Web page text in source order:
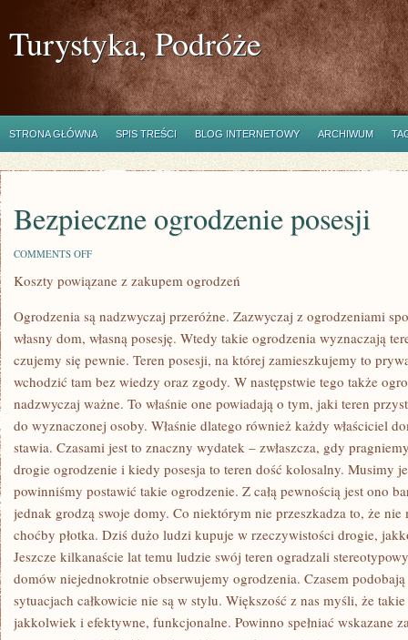
Turystyka, Podróże
STRONA GŁÓWNA SPIS TREŚCI BLOG INTERNETOWY ARCHIWUM
Bezpieczne ogrodzenie posesji
COMMENTS OFFON
OGRODZENIE
Koszty powiązane z zakupem ogrodzeń
Ogrodzenia są nadzwyczaj przeróżne. Zazwyczaj z ogrodzeniami
własny dom, własną posesję. Wtedy takie ogrodzenia wyznaczają
czujemy się pewnie. Teren posesji, na której zamieszkujemy to
wchodzić tam bez wiedzy oraz zgody. W następstwie tego także
nadzwyczaj ważne. To właśnie one powiadają o tym, jaki teren
do wyznaczonej osoby. Właśnie dlatego również każdy właściciel
stawia. Czasami jest to znaczny wydatek – zwłaszcza, gdy
drogie ogrodzenie i kiedy posesja to teren dość kolosalny. Musimy
powinniśmy postawić takie ogrodzenie. Z całą pewnością jest ono
jednak grodzą swoje domy. Co niektórym nie przeszkadza to, że
choćby płotka. Dziś dużo ludzi kupuje w rzeczywistości drogie,
Jeszcze kilkanaście lat temu ludzie swój teren ogradzali
domów niejednokrotnie obserwujemy ogrodzenia. Czasem
sytuacjach całkowicie nie są w stylu. Większość z nas myśli, że
jakkolwiek i efektywne, funkcjonalne. Powinno spełniać wskazane